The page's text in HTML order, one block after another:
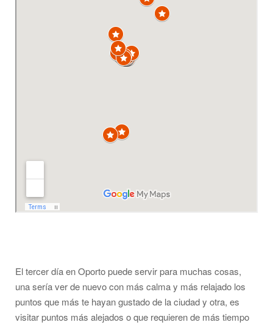
El tercer día en Oporto puede servir para muchas cosas,
una sería ver de nuevo con más calma y más relajado los
puntos que más te hayan gustado de la ciudad y otra, es
visitar puntos más alejados o que requieren de más tiempo